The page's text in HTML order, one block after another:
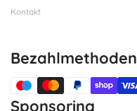
Kontakt
Bezahlmethoden
Sponsoring